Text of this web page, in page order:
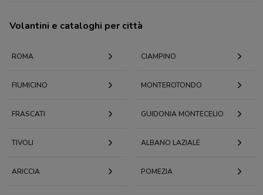
Volantini e cataloghi per città
ROMA CIAMPINO
FIUMICINO MONTEROTONDO
FRASCATI GUIDONIA MONTECELIO
TIVOLI ALBANO LAZIALE
ARICCIA POMEZIA